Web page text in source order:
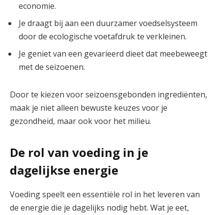
economie.
Je draagt bij aan een duurzamer voedselsysteem
door de ecologische voetafdruk te verkleinen.
Je geniet van een gevarieerd dieet dat meebeweegt
met de seizoenen.
Door te kiezen voor seizoensgebonden ingrediënten,
maak je niet alleen bewuste keuzes voor je
gezondheid, maar ook voor het milieu.
De rol van voeding in je
dagelijkse energie
Voeding speelt een essentiële rol in het leveren van
de energie die je dagelijks nodig hebt. Wat je eet,